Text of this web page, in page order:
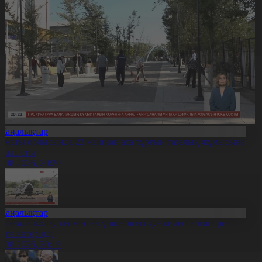
облысында 22 мыңнан аса тұрғын тазалық жұмысына
20:20
жолаушы мінген ұшқышсыз әуе кемесі алғаш рет
көтерілді
20:19